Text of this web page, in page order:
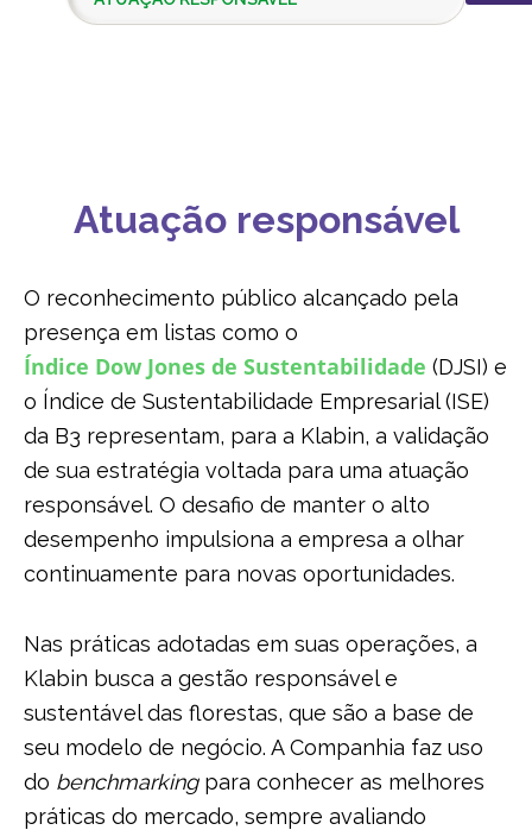
USO DA ÁGUA
Atuação responsável
O reconhecimento público alcançado pela
presença em listas como o
Índice Dow Jones de Sustentabilidade (DJSI) e
o Índice de Sustentabilidade Empresarial (ISE)
da B3 representam, para a Klabin, a validação
de sua estratégia voltada para uma atuação
responsável. O desafio de manter o alto
desempenho impulsiona a empresa a olhar
continuamente para novas oportunidades.
Nas práticas adotadas em suas operações, a
Klabin busca a gestão responsável e
sustentável das florestas, que são a base de
seu modelo de negócio. A Companhia faz uso
do benchmarking para conhecer as melhores
práticas do mercado, sempre avaliando